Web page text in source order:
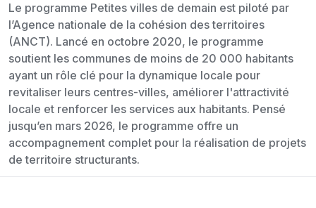
Le programme Petites villes de demain est piloté par
l’Agence nationale de la cohésion des territoires
(ANCT). Lancé en octobre 2020, le programme
soutient les communes de moins de 20 000 habitants
ayant un rôle clé pour la dynamique locale pour
revitaliser leurs centres-villes, améliorer l'attractivité
locale et renforcer les services aux habitants. Pensé
jusqu’en mars 2026, le programme offre un
accompagnement complet pour la réalisation de projets
de territoire structurants.